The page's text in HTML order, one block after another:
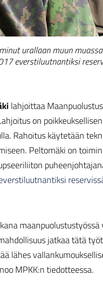
urallaan muun
everstiluutnantiksi
lahjoittaa
on
Rahoitus käytetään
Peltomäki on
jatkaa tätä
lähes
MPKK:n tiedotteessa.